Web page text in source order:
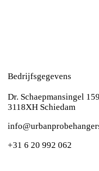
Bedrijfsgegevens
Dr. Schaepmansingel
3118XH Schiedam
i
+31 6 20 992 062